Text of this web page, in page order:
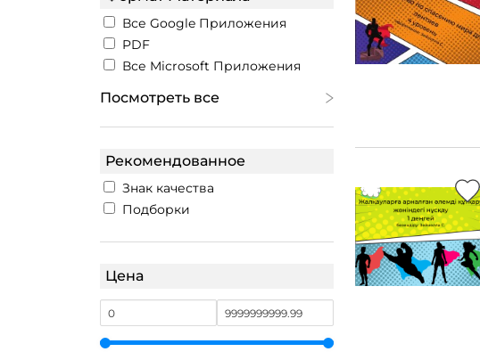
Все Google Приложения
PDF
Все Microsoft Приложения
Посмотреть все
Рекомендованное
Знак качества
Подборки
Цена